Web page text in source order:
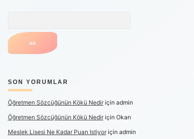
SON YORUMLAR
Öğretmen Sözcüğünün Kökü Nediriçin admin
Öğretmen Sözcüğünün Kökü Nediriçin Okan
Meslek Lisesi Ne Kadar Puan Istiyoriçin admin